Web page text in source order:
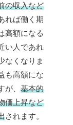
の収入など
れば働く期
高額になる
い人であれ
なくなりま
も高額にな
、 基本的
価上昇など
されます。